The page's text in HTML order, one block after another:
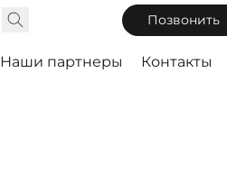
Позвонить
Наши партнеры Контакты